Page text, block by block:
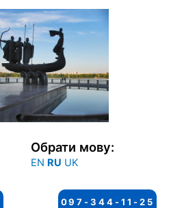
Обрати мову:
EN RU UK
097-344-11-25